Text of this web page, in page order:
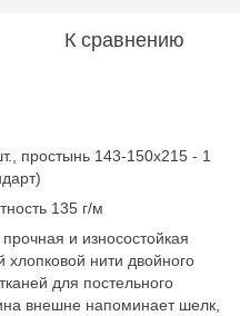
К сравнению
простынь 143-150х215 - 1
135 г/м
и износостойкая
хлопковой нити двойного
для постельного
внешне напоминает шелк,